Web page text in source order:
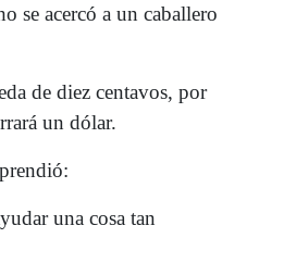
se acercó a un caballero
de diez centavos, por
un dólar.
una cosa tan